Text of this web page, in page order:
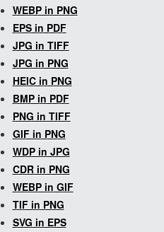
WEBP in PNG
EPS in PDF
JPG in TIFF
JPG in PNG
HEIC in PNG
BMP in PDF
PNG in TIFF
GIF in PNG
WDP in JPG
CDR in PNG
WEBP in GIF
TIF in PNG
SVG in EPS